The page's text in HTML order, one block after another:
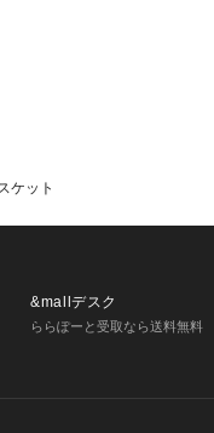
ケット
&mallデスク
ららぽーと受取なら送料無料